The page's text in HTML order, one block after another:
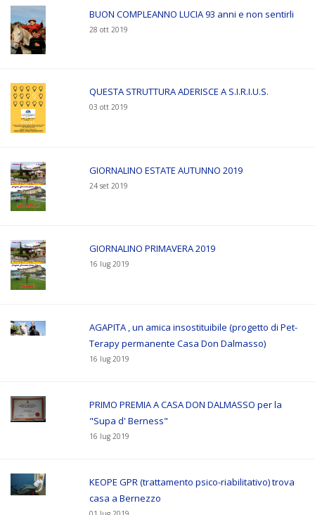
BUON COMPLEANNO LUCIA 93 anni e non sentirli
28 ott 2019
QUESTA STRUTTURA ADERISCE A S.I.R.I.U.S.
03 ott 2019
GIORNALINO ESTATE AUTUNNO 2019
24 set 2019
GIORNALINO PRIMAVERA 2019
16 lug 2019
AGAPITA , un amica insostituibile (progetto di Pet-
Terapy permanente Casa Don Dalmasso)
16 lug 2019
PRIMO PREMIA A CASA DON DALMASSO per la
"Supa d' Berness"
16 lug 2019
KEOPE GPR (trattamento psico-riabilitativo) trova
casa a Bernezzo